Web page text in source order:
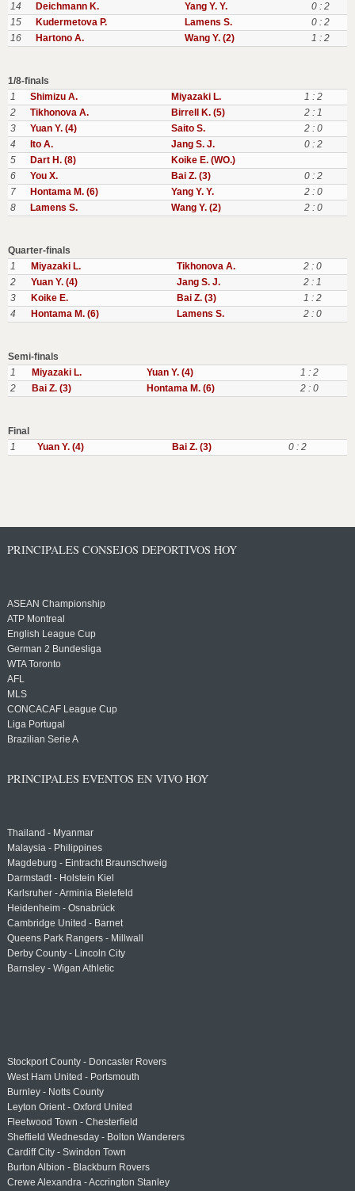
14 Deichmann K. Yang Y. Y.
0 : 2
15
Kudermetova P. Lamens S.
0 : 2
16
Hartono A. Wang Y. (2) 1 : 2
1/8-finals
1
Shimizu A. Miyazaki L.
1 : 2
2
Tikhonova A. Birrell K. (5)
2 : 1
3
Yuan Y. (4) Saito S.
2 : 0
4
Ito A. Jang S. J.
0 : 2
5
Dart H. (8)
Koike E. (WO.)
6
You X. Bai Z. (3)
0 : 2
7
Hontama M. (6) Yang Y. Y.
2 : 0
8
Lamens S. Wang Y. (2) 2 : 0
Quarter-finals
1
Miyazaki L. Tikhonova A.
2 : 0
2
Yuan Y. (4) Jang S. J.
2 : 1
3
Koike E. Bai Z. (3)
1 : 2
4
Hontama M. (6) Lamens S. 2 : 0
Semi-finals
1
Miyazaki L. Yuan Y. (4)
1 : 2
2
Bai Z. (3) Hontama M. (6) 2 : 0
Final
1
Yuan Y. (4) Bai Z. (3) 0 : 2
PRINCIPALES CONSEJOS DEPORTIVOS HOY
ASEAN Championship
ATP Montreal
English League Cup
German 2 Bundesliga
WTA Toronto
AFL
MLS
CONCACAF League Cup
Liga Portugal
Brazilian Serie A
PRINCIPALES EVENTOS EN VIVO HOY
Thailand - Myanmar
Malaysia - Philippines
Magdeburg - Eintracht Braunschweig
Darmstadt - Holstein Kiel
Karlsruher - Arminia Bielefeld
Heidenheim - Osnabrück
Cambridge United - Barnet
Queens Park Rangers - Millwall
Derby County - Lincoln City
Barnsley - Wigan Athletic
Stockport County - Doncaster Rovers
West Ham United - Portsmouth
Burnley - Notts County
Leyton Orient - Oxford United
Fleetwood Town - Chesterfield
Sheffield Wednesday - Bolton Wanderers
Cardiff City - Swindon Town
Burton Albion - Blackburn Rovers
Crewe Alexandra - Accrington Stanley